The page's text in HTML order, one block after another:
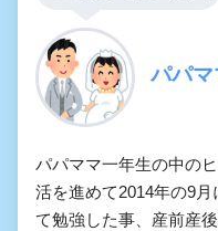
パパ
パパママ一年生の中の
活を進めて2014年の9
て勉強した事、産前産